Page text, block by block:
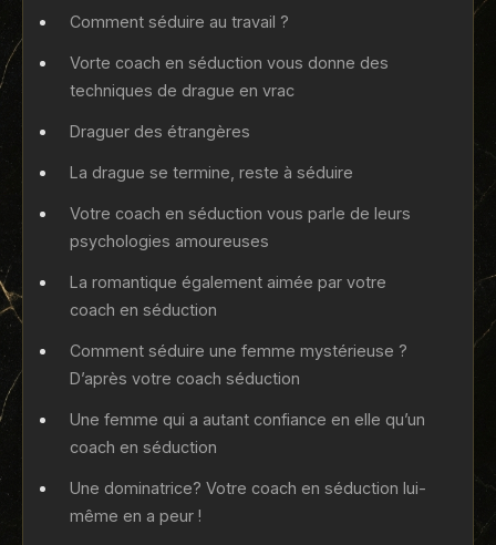
Comment séduire au travail ?
Vorte coach en séduction vous donne des
techniques de drague en vrac
Draguer des étrangères
La drague se termine, reste à séduire
Votre coach en séduction vous parle de leurs
psychologies amoureuses
La romantique également aimée par votre
coach en séduction
Comment séduire une femme mystérieuse ?
D’après votre coach séduction
Une femme qui a autant confiance en elle qu’un
coach en séduction
Une dominatrice? Votre coach en séduction lui-
même en a peur !